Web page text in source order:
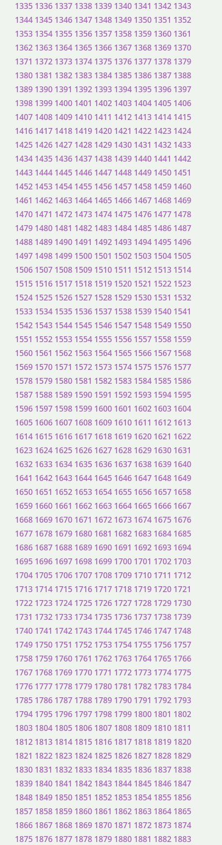
1335 1336 1337 1338 1339 1340 1341 1342 1343
1344 1345 1346 1347 1348 1349 1350 1351 1352
1353 1354 1355 1356 1357 1358 1359 1360 1361
1362 1363 1364 1365 1366 1367 1368 1369 1370
1371 1372 1373 1374 1375 1376 1377 1378 1379
1380 1381 1382 1383 1384 1385 1386 1387 1388
1389 1390 1391 1392 1393 1394 1395 1396 1397
1398 1399 1400 1401 1402 1403 1404 1405 1406
1407 1408 1409 1410 1411 1412 1413 1414 1415
1416 1417 1418 1419 1420 1421 1422 1423 1424
1425 1426 1427 1428 1429 1430 1431 1432 1433
1434 1435 1436 1437 1438 1439 1440 1441 1442
1443 1444 1445 1446 1447 1448 1449 1450 1451
1452 1453 1454 1455 1456 1457 1458 1459 1460
1461 1462 1463 1464 1465 1466 1467 1468 1469
1470 1471 1472 1473 1474 1475 1476 1477 1478
1479 1480 1481 1482 1483 1484 1485 1486 1487
1488 1489 1490 1491 1492 1493 1494 1495 1496
1497 1498 1499 1500 1501 1502 1503 1504 1505
1506 1507 1508 1509 1510 1511 1512 1513 1514
1515 1516 1517 1518 1519 1520 1521 1522 1523
1524 1525 1526 1527 1528 1529 1530 1531 1532
1533 1534 1535 1536 1537 1538 1539 1540 1541
1542 1543 1544 1545 1546 1547 1548 1549 1550
1551 1552 1553 1554 1555 1556 1557 1558 1559
1560 1561 1562 1563 1564 1565 1566 1567 1568
1569 1570 1571 1572 1573 1574 1575 1576 1577
1578 1579 1580 1581 1582 1583 1584 1585 1586
1587 1588 1589 1590 1591 1592 1593 1594 1595
1596 1597 1598 1599 1600 1601 1602 1603 1604
1605 1606 1607 1608 1609 1610 1611 1612 1613
1614 1615 1616 1617 1618 1619 1620 1621 1622
1623 1624 1625 1626 1627 1628 1629 1630 1631
1632 1633 1634 1635 1636 1637 1638 1639 1640
1641 1642 1643 1644 1645 1646 1647 1648 1649
1650 1651 1652 1653 1654 1655 1656 1657 1658
1659 1660 1661 1662 1663 1664 1665 1666 1667
1668 1669 1670 1671 1672 1673 1674 1675 1676
1677 1678 1679 1680 1681 1682 1683 1684 1685
1686 1687 1688 1689 1690 1691 1692 1693 1694
1695 1696 1697 1698 1699 1700 1701 1702 1703
1704 1705 1706 1707 1708 1709 1710 1711 1712
1713 1714 1715 1716 1717 1718 1719 1720 1721
1722 1723 1724 1725 1726 1727 1728 1729 1730
1731 1732 1733 1734 1735 1736 1737 1738 1739
1740 1741 1742 1743 1744 1745 1746 1747 1748
1749 1750 1751 1752 1753 1754 1755 1756 1757
1758 1759 1760 1761 1762 1763 1764 1765 1766
1767 1768 1769 1770 1771 1772 1773 1774 1775
1776 1777 1778 1779 1780 1781 1782 1783 1784
1785 1786 1787 1788 1789 1790 1791 1792 1793
1794 1795 1796 1797 1798 1799 1800 1801 1802
1803 1804 1805 1806 1807 1808 1809 1810 1811
1812 1813 1814 1815 1816 1817 1818 1819 1820
1821 1822 1823 1824 1825 1826 1827 1828 1829
1830 1831 1832 1833 1834 1835 1836 1837 1838
1839 1840 1841 1842 1843 1844 1845 1846 1847
1848 1849 1850 1851 1852 1853 1854 1855 1856
1857 1858 1859 1860 1861 1862 1863 1864 1865
1866 1867 1868 1869 1870 1871 1872 1873 1874
1875 1876 1877 1878 1879 1880 1881 1882 1883